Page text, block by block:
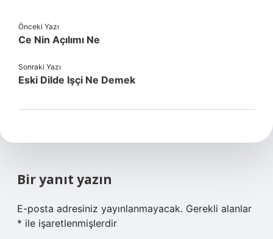
Önceki Yazı
Ce Nin Açılımı Ne
Sonraki Yazı
Eski Dilde Işçi Ne Demek
Bir yanıt yazın
E-posta adresiniz yayınlanmayacak. Gerekli alanlar
* ile işaretlenmişlerdir